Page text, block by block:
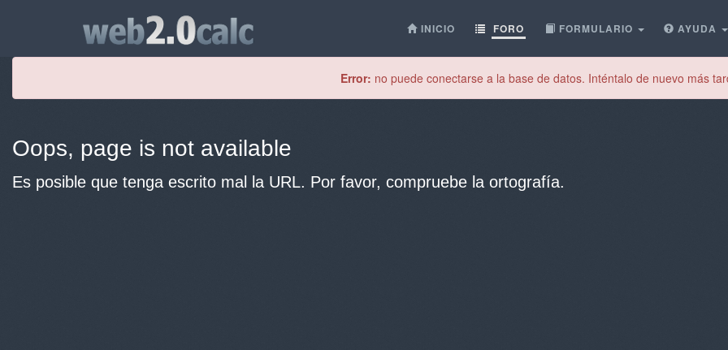
INICIO FORO FORMULARIO AYUDA
Error: no puede conectarse a la base de datos. Inténtalo de nuevo más
Oops, page is not available
Es posible que tenga escrito mal la URL. Por favor, compruebe la ortografía.